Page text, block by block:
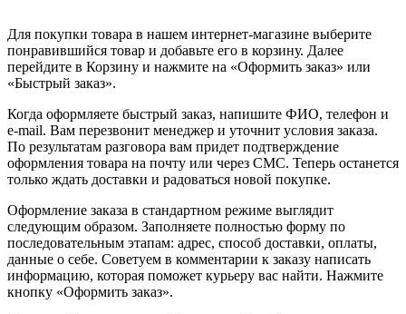
Для покупки товара в нашем интернет-магазине выберите
понравившийся товар и добавьте его в корзину. Далее
перейдите в Корзину и нажмите на «Оформить заказ» или
«Быстрый заказ».
Когда оформляете быстрый заказ, напишите ФИО, телефон и
e-mail. Вам перезвонит менеджер и уточнит условия заказа.
По результатам разговора вам придет подтверждение
оформления товара на почту или через СМС. Теперь останется
только ждать доставки и радоваться новой покупке.
Оформление заказа в стандартном режиме выглядит
следующим образом. Заполняете полностью форму по
последовательным этапам: адрес, способ доставки, оплаты,
данные о себе. Советуем в комментарии к заказу написать
информацию, которая поможет курьеру вас найти. Нажмите
кнопку «Оформить заказ».